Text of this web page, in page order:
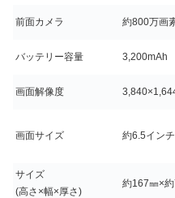
前面カメラ 約800万画
バッテリー容量 3,200mAh
画面解像度
画面サイズ 約6.5インチ
サイズ
(高さ×幅×厚さ)
約167㎜×